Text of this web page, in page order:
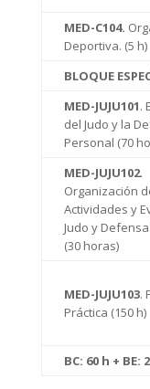
MED-C104.
Deportiva. (5 h)
BLOQUE
MED-JUJU101.
del Judo y la
Personal (70
MED-JUJU102.
Organización
Actividades y
Judo y
(30 horas)
MED-JUJU103.
Práctica (150 h)
BC: 60 h + BE: